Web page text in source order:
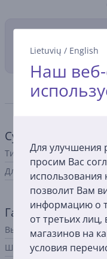
Lietuvių / English
Наш веб-
Для улучшения
просим Вас
использования
позволит Вам
информацию о
от третьих
магазинов на
условия
переработанных
Сумка для ноутбука
Тип
Для ноутбуков с
Габариты
Высота
Ширина